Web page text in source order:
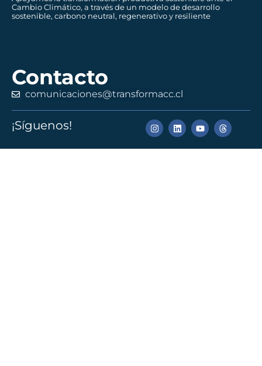
Cambio Climático, a través de un modelo de desarrollo
sostenible, carbono neutral, regenerativo y resiliente
Contacto
comunicaciones@transformacc.cl
¡Síguenos!